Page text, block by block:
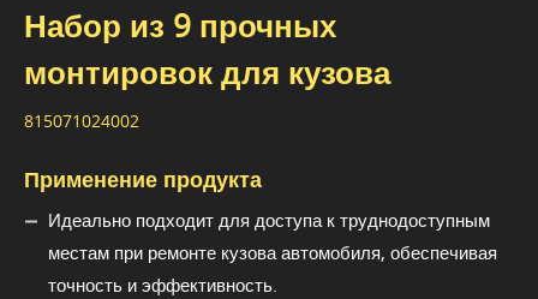
Набор из 9 прочных
монтировок для кузова
815071024002
Применение продукта
Идеально подходит для доступа к труднодоступным
местам при ремонте кузова автомобиля, обеспечивая
точность и эффективность.